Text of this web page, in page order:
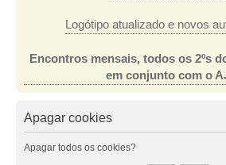
Logótipo atualizado e novos
Encontros mensais, todos os 2ºs
em conjunto com o
Apagar cookies
Apagar todos os cookies?